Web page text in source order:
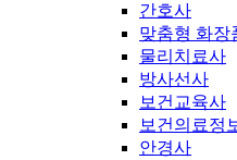
간호사
맞춤형 화장
물리치료사
방사선사
보건교육사
보건의료정
안경사